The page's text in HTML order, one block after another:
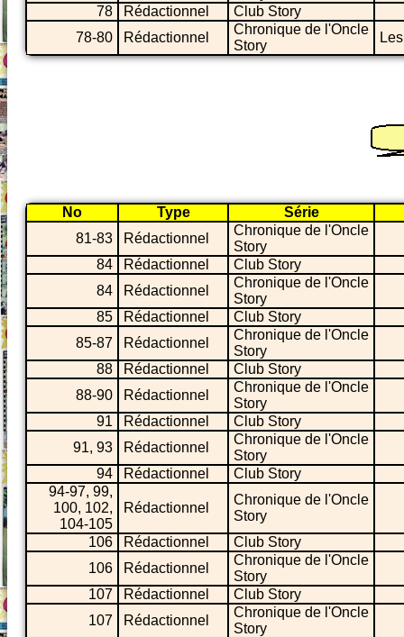
78
Rédactionnel
Club Story
78-80
Rédactionnel
Chronique de l'Oncle
Story
No Type
Série
81-83
Rédactionnel
Chronique de l'Oncle
Story
84
Rédactionnel
Club Story
84
Rédactionnel
Chronique de l'Oncle
Story
85
Rédactionnel
Club Story
85-87
Rédactionnel
Chronique de l'Oncle
Story
88
Rédactionnel
Club Story
88-90
Rédactionnel
Chronique de l'Oncle
Story
91
Rédactionnel
Club Story
91, 93
Rédactionnel
Chronique de l'Oncle
Story
94
Rédactionnel
Club Story
94-97, 99,
100, 102,
104-105
Rédactionnel
Chronique de l'Oncle
Story
106
Rédactionnel
Club Story
106
Rédactionnel
Chronique de l'Oncle
Story
107
Rédactionnel
Club Story
107
Rédactionnel
Chronique de l'Oncle
Story